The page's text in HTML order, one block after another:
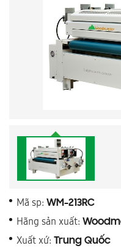
Mã sp: WM-213RC
Hãng sản xuất:
Xuất xứ: Trung Quốc